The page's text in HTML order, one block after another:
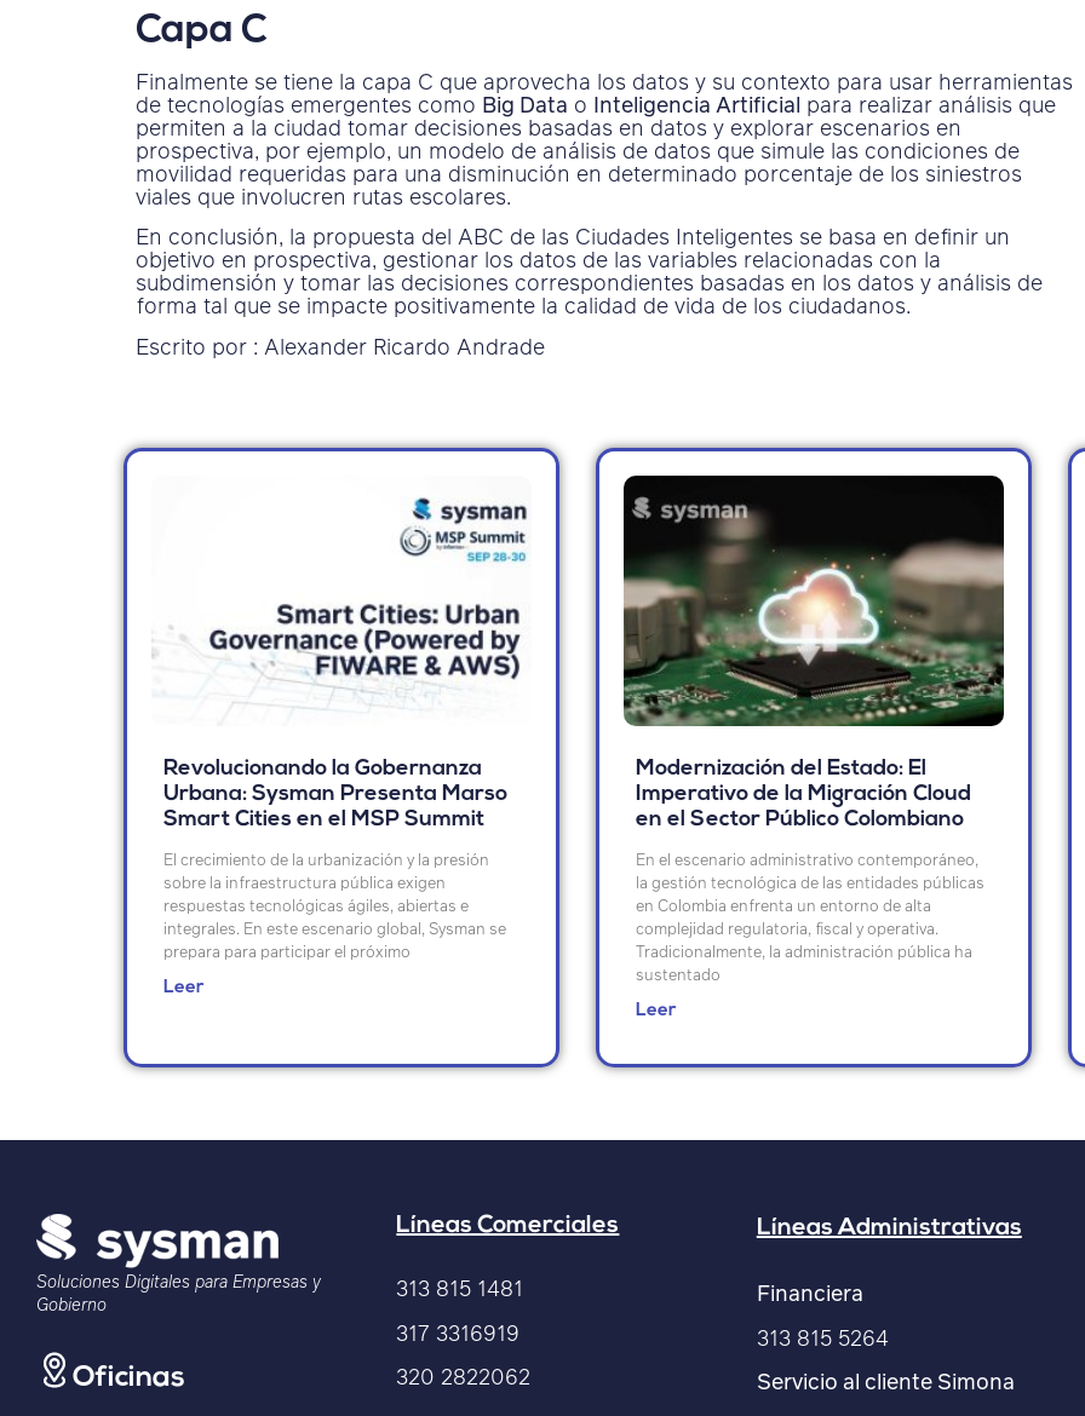
Capa C
Finalmente se tiene la capa C que aprovecha los datos y su contexto para usar herramientas
de tecnologías emergentes como Big Data o Inteligencia Artificial para realizar análisis que
permiten a la ciudad tomar decisiones basadas en datos y explorar escenarios en
prospectiva, por ejemplo, un modelo de análisis de datos que simule las condiciones de
movilidad requeridas para una disminución en determinado porcentaje de los siniestros
viales que involucren rutas escolares.
En conclusión, la propuesta del ABC de las Ciudades Inteligentes se basa en definir un
objetivo en prospectiva, gestionar los datos de las variables relacionadas con la
subdimensión y tomar las decisiones correspondientes basadas en los datos y análisis de
forma tal que se impacte positivamente la calidad de vida de los ciudadanos.
Escrito por : Alexander Ricardo Andrade
Revolucionando la Gobernanza
Urbana: Sysman Presenta Marso
Smart Cities en el MSP Summit
El crecimiento de la urbanización y la presión
sobre la infraestructura pública exigen
respuestas tecnológicas ágiles, abiertas e
integrales. En este escenario global, Sysman se
prepara para participar el próximo
Leer
Modernización del Estado: El
Imperativo de la Migración Cloud
en el Sector Público Colombiano
En el escenario administrativo contemporáneo,
la gestión tecnológica de las entidades públicas
en Colombia enfrenta un entorno de alta
complejidad regulatoria, fiscal y operativa.
Tradicionalmente, la administración pública ha
sustentado
Leer
Soluciones Digitales para Empresas y
Gobierno
Oficinas
Líneas Comerciales
313 815 1481
317 3316919
320 2822062
Líneas Administrativas
Financiera
313 815 5264
Servicio al cliente Simona